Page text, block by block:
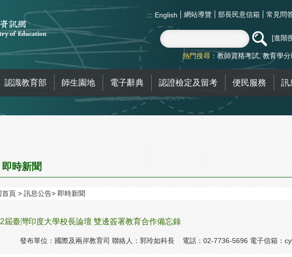
::: English 網站導覽 部長民意信箱 常見問
進階
熱門搜尋： 教師資格考試 教育學分
認識教育部 師生園地 電子辭典 認證檢定及留考 便民服務 訊
即時新聞
首頁 訊息公告 即時新聞
屆臺灣印度大學校長論壇 雙邊簽署教育合作備忘錄
發布單位：國際及兩岸教育司 聯絡人：郭玲如科長 電話：02-7736-5696 電子信箱：